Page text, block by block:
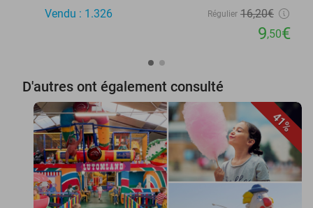
Vendu : 1.326 Régulier 16,20€
9,50€
D'autres ont également consulté
41%